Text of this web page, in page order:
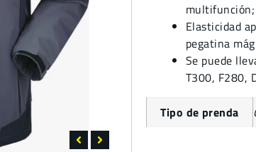
multifunción;
Elasticidad
pegatina
Se puede
T300, F280,
Tipo de prenda